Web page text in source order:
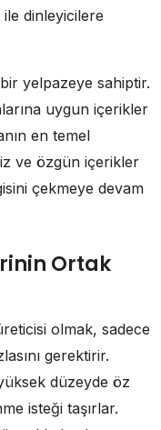
dinleyicilere
yelpazeye sahiptir.
uygun içerikler
en temel
ve özgün içerikler
çekmeye devam
Ortak
olmak, sadece
gerektirir.
düzeyde öz
isteği taşırlar.